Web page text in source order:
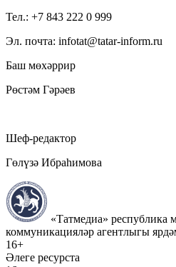
Тел.: +7 843 222 0 999
Эл. почта: infotat@tatar-inform.ru
Баш мөхәррир
Рөстәм Гәрәев
Шеф-редактор
Гөлүзә Ибраһимова
«Татмедиа» республика
коммуникацияләр агентлыгы
16+
Әлеге ресурста